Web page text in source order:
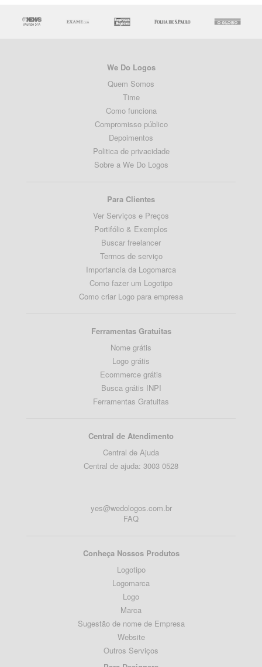
We Do Logos
Quem Somos
Time
Como funciona
Compromisso público
Depoimentos
Politica de privacidade
Sobre a We Do Logos
Para Clientes
Ver Serviços e Preços
Portifólio & Exemplos
Buscar freelancer
Termos de serviço
Importancia da Logomarca
Como fazer um Logotipo
Como criar Logo para empresa
Ferramentas Gratuitas
Nome grátis
Logo grátis
Ecommerce grátis
Busca grátis INPI
Ferramentas Gratuitas
Central de Atendimento
Central de Ajuda
Central de ajuda: 3003 0528
yes@wedologos.com.br
FAQ
Conheça Nossos Produtos
Logotipo
Logomarca
Logo
Marca
Sugestão de nome de Empresa
Website
Outros Serviços